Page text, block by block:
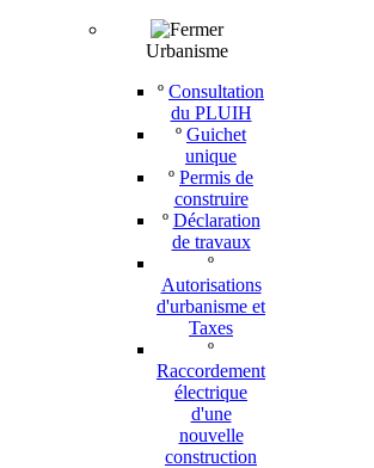
Urbanisme
º Consultation
du PLUIH
º Guichet
unique
º Permis de
construire
º Déclaration
de travaux
º
Autorisations
d'urbanisme et
Taxes
º
Raccordement
électrique
d'une
nouvelle
construction